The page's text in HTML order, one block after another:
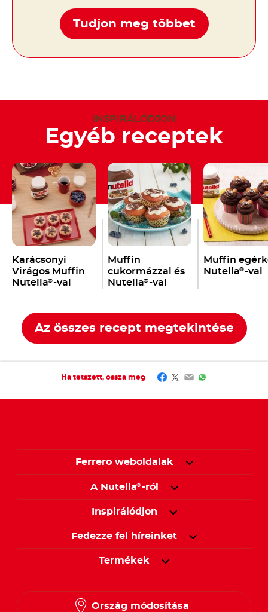
Tudjon meg többet
INSPIRÁLÓDJON
Egyéb receptek
Karácsonyi
Virágos Muffin
Nutella®-val
Muffin
cukormázzal és
Nutella®-val
Muffin
Nutella®-val
Az összes recept megtekintése
Ha tetszett, ossza meg Facebook
Twitter
EmailWhatsApp
Ferrero weboldalak
A Nutella®-ról
Inspirálódjon
Fedezze fel híreinket
Termékek
Ország módosítása